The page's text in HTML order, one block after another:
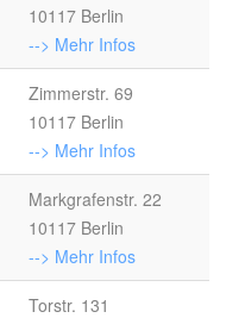
10117 Berlin
--> Mehr Infos
Zimmerstr. 69
10117 Berlin
--> Mehr Infos
Markgrafenstr. 22
10117 Berlin
--> Mehr Infos
Torstr. 131